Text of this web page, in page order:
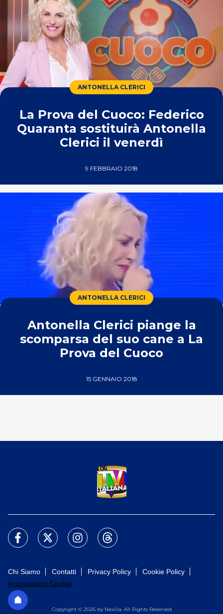
ANTONELLA CLERICI
La Prova del Cuoco: Federico
Quaranta sostituirà Antonella
Clerici il venerdì
9 FEBBRAIO 2018
ANTONELLA CLERICI
Antonella Clerici piange la
scomparsa del suo cane a La
Prova del Cuoco
15 GENNAIO 2018
Chi Siamo Contatti Privacy Policy
Cookie Policy
Impostazioni Cookie
Copyright © 2026 by Nexilia. All Rights Reserved